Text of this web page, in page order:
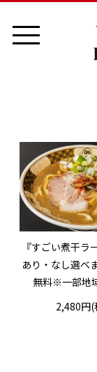
『すごい煮干ラ
あり・なし選べ
無料※一部地
2,480円(